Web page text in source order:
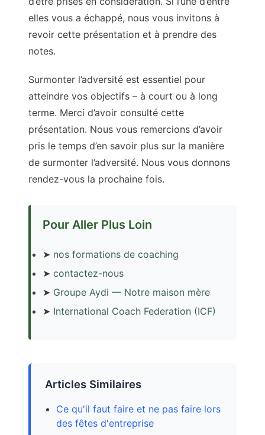
elles vous a échappé, nous vous invitons à
revoir cette présentation et à prendre des
notes.
Surmonter l’adversité est essentiel pour
atteindre vos objectifs – à court ou à long
terme. Merci d’avoir consulté cette
présentation. Nous vous remercions d’avoir
pris le temps d’en savoir plus sur la manière
de surmonter l’adversité. Nous vous donnons
rendez-vous la prochaine fois.
Pour Aller Plus Loin
➤ nos formations de coaching
➤ contactez-nous
➤ Groupe Aydi — Notre maison mère
➤ International Coach Federation (ICF)
Articles Similaires
Ce qu'il faut faire et ne pas faire lors
des fêtes d'entreprise